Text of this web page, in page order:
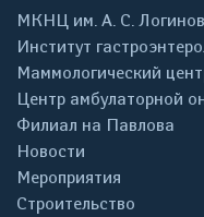
МКНЦ им. А. С.
Институт
Маммологический
Центр амбулаторной
Филиал на Павлова
Новости
Мероприятия
Строительство